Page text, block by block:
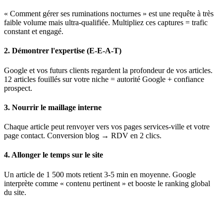
« Comment gérer ses ruminations nocturnes » est une requête à très
faible volume mais ultra-qualifiée. Multipliez ces captures = trafic
constant et engagé.
2. Démontrer l'expertise (E-E-A-T)
Google et vos futurs clients regardent la profondeur de vos articles.
12 articles fouillés sur votre niche = autorité Google + confiance
prospect.
3. Nourrir le maillage interne
Chaque article peut renvoyer vers vos pages services-ville et votre
page contact. Conversion blog → RDV en 2 clics.
4. Allonger le temps sur le site
Un article de 1 500 mots retient 3-5 min en moyenne. Google
interprète comme « contenu pertinent » et booste le ranking global
du site.